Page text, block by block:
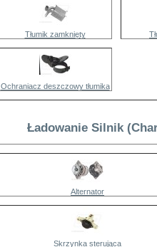
Tłumik zamknięty
Ochraniacz deszczowy tłumika
Ładowanie Silnik
Alternator
Skrzynka sterująca